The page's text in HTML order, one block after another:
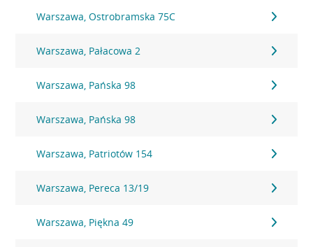
Warszawa, Ostrobramska 75C
Warszawa, Pałacowa 2
Warszawa, Pańska 98
Warszawa, Pańska 98
Warszawa, Patriotów 154
Warszawa, Pereca 13/19
Warszawa, Piękna 49